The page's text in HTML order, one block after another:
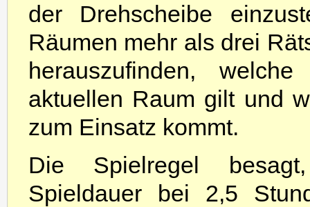
der Drehscheibe
Räumen mehr als drei
herauszufinden,
aktuellen Raum gilt und
zum Einsatz kommt.
Die Spielregel
Spieldauer bei 2,5